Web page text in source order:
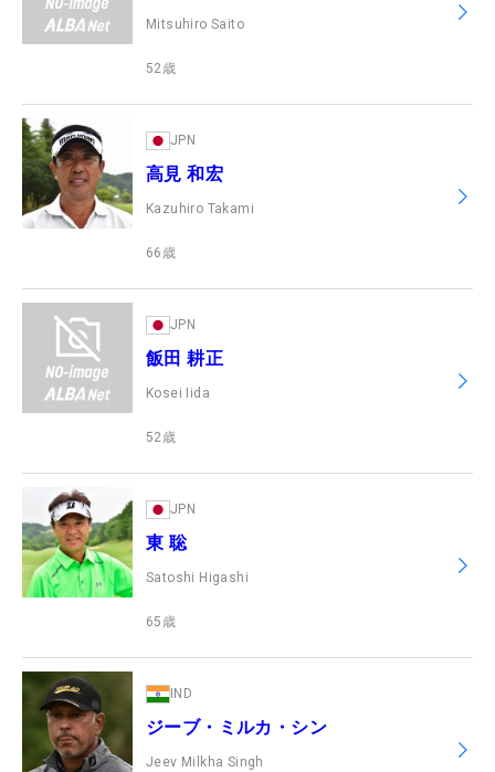
Mitsuhiro Saito
52歳
JPN
高見 和宏
Kazuhiro Takami
66 歳
JPN
飯田 耕正
Kosei Iida
52歳
JPN
東 聡
Satoshi Higashi
65 歳
IND
ジーブ・ミルカ・シン
Jeev Milkha Singh